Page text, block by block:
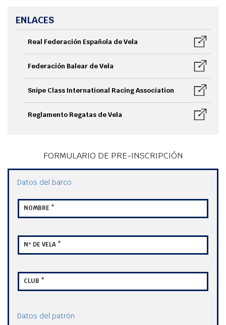
ENLACES
Real Federación Española de Vela
Federación Balear de Vela
Snipe Class International Racing Association
Reglamento Regatas de Vela
FORMULARIO DE PRE-INSCRIPCIÓN
Datos del barco
NOMBRE *
Nº DE VELA *
CLUB *
Datos del patrón